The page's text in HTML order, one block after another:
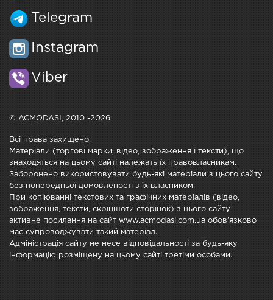
Telegram
Instagram
Viber
© ACMODASI, 2010 -2026
Всі права захищено.
Матеріали (торгові марки, відео, зображення і тексти), що
знаходяться на цьому сайті належать їх правовласникам.
Заборонено використовувати будь-які матеріали з цього сайту
без попередньої домовленості з їх власником.
При копіюванні текстових та графічних матеріалів (відео,
зображення, тексти, скріншоти сторінок) з цього сайту
активне посилання на сайт www.acmodasi.com.ua обов'язково
має супроводжувати такий матеріал.
Адміністрація сайту не несе відповідальності за будь-яку
інформацію розміщену на цьому сайті третіми особами.